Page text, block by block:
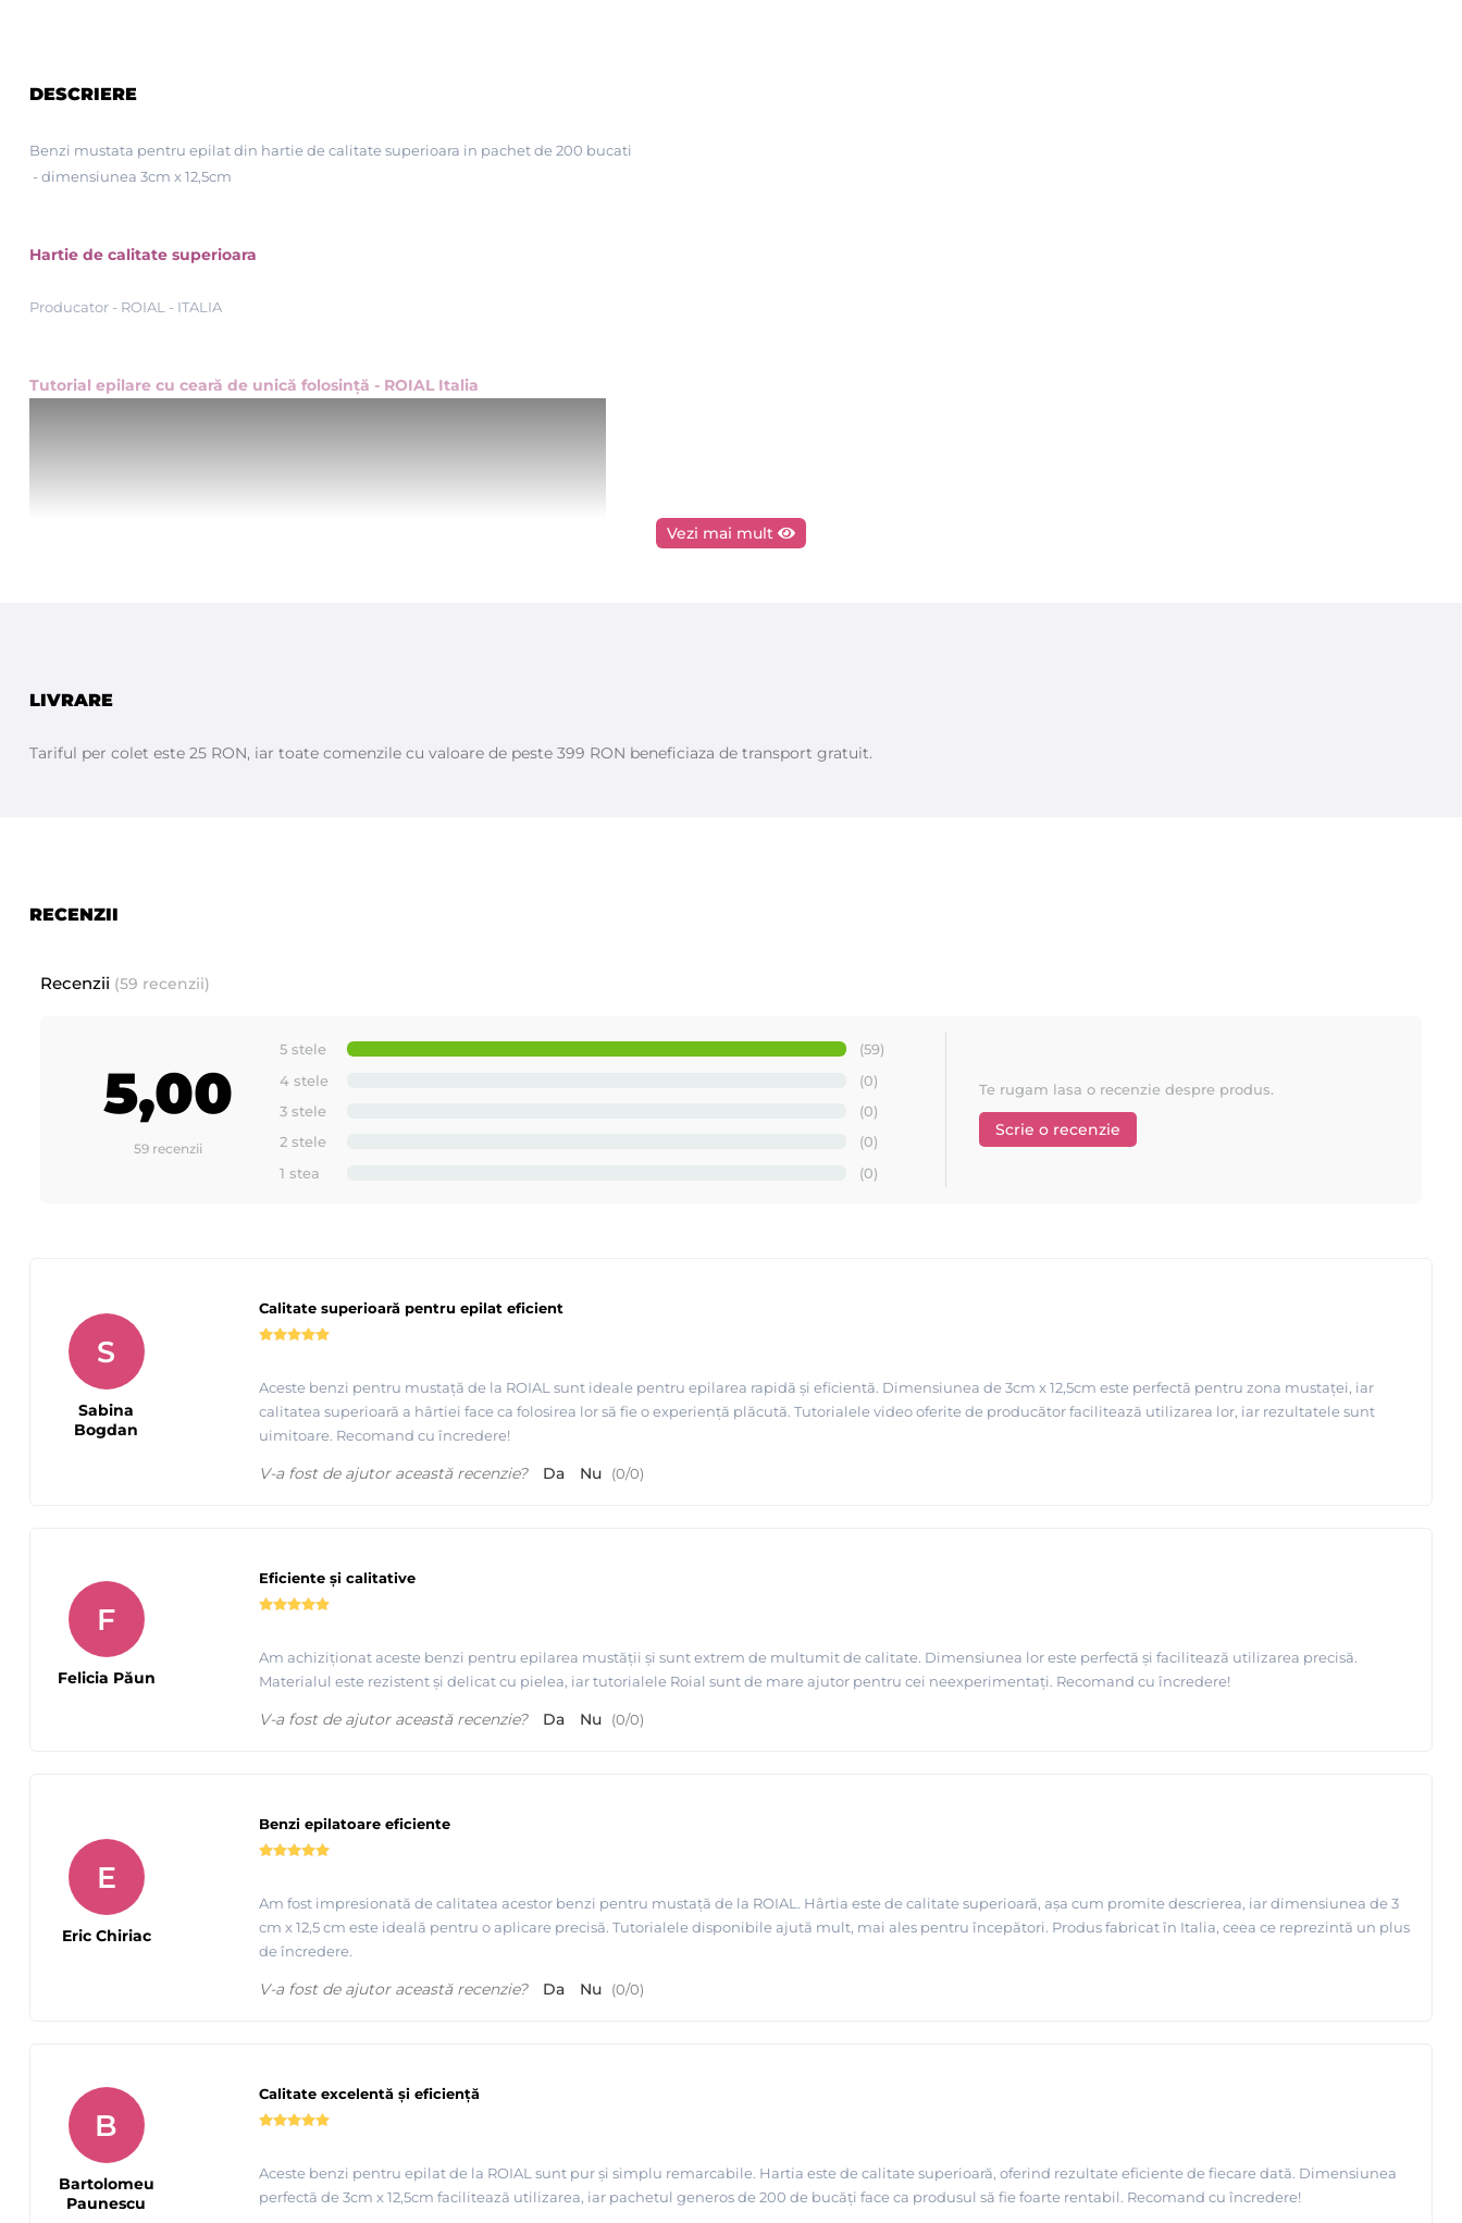
DESCRIERE
Benzi mustata pentru epilat din hartie de calitate superioara in pachet de 200 bucati
- dimensiunea 3cm x 12,5cm
Hartie de calitate superioara
Producator - ROIAL - ITALIA
Tutorial epilare cu ceară de unică folosinţă - ROIAL Italia
Vezi mai mult
LIVRARE
Tariful per colet este 25 RON, iar toate comenzile cu valoare de peste 399 RON beneficiaza de transport gratuit.
RECENZII
Recenzii (59 recenzii)
5,00
59 recenzii
5 stele
(59)
4 stele
(0)
3 stele
(0)
2 stele
(0)
1 stea
(0)
Te rugam lasa o recenzie despre produs.
Scrie o recenzie
Calitate superioară pentru epilat eficient
Aceste benzi pentru mustață de la ROIAL sunt ideale pentru epilarea rapidă și eficientă. Dimensiunea de 3cm x 12,5cm este perfectă pentru zona mustaței, iar
calitatea superioară a hârtiei face ca folosirea lor să fie o experiență plăcută. Tutorialele video oferite de producător facilitează utilizarea lor, iar rezultatele sunt
uimitoare. Recomand cu încredere!
S
Sabina
Bogdan
V-a fost de ajutor această recenzie? Da Nu (0/0)
Eficiente și calitative
Am achiziționat aceste benzi pentru epilarea mustății și sunt extrem de multumit de calitate. Dimensiunea lor este perfectă și facilitează utilizarea precisă.
Materialul este rezistent și delicat cu pielea, iar tutorialele Roial sunt de mare ajutor pentru cei neexperimentați. Recomand cu încredere!
F
Felicia Păun
V-a fost de ajutor această recenzie? Da Nu (0/0)
Benzi epilatoare eficiente
Am fost impresionată de calitatea acestor benzi pentru mustață de la ROIAL. Hârtia este de calitate superioară, așa cum promite descrierea, iar dimensiunea de 3
cm x 12,5 cm este ideală pentru o aplicare precisă. Tutorialele disponibile ajută mult, mai ales pentru începători. Produs fabricat în Italia, ceea ce reprezintă un plus
de încredere.
E
Eric Chiriac
V-a fost de ajutor această recenzie? Da Nu (0/0)
Calitate excelentă și eficiență
Aceste benzi pentru epilat de la ROIAL sunt pur și simplu remarcabile. Hartia este de calitate superioară, oferind rezultate eficiente de fiecare dată. Dimensiunea
perfectă de 3cm x 12,5cm facilitează utilizarea, iar pachetul generos de 200 de bucăți face ca produsul să fie foarte rentabil. Recomand cu încredere!
B
Bartolomeu
Paunescu